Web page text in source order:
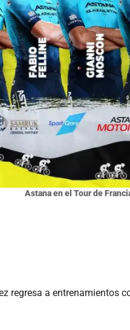
Astana en el Tour de
regresa a entrenamientos